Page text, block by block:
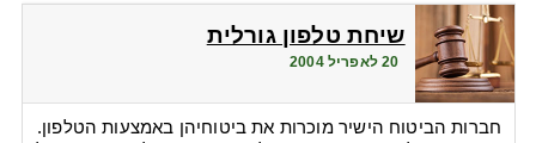
שיחת טלפון גורלית
20 לאפריל 2004
חברות הביטוח הישיר מוכרות את ביטוחיהן באמצעות הטלפון.